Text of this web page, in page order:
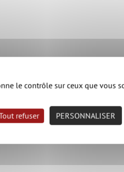
le contrôle sur ceux que vous
refuser PERSONNALISER